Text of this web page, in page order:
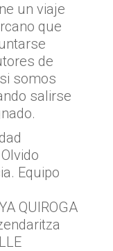
un viaje
que
de
somos
salirse
Equipo
QUIROGA